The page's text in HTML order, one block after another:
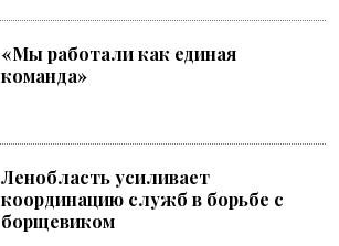
«Мы работали как единая
команда»
Ленобласть усиливает
координацию служб в борьбе с
борщевиком